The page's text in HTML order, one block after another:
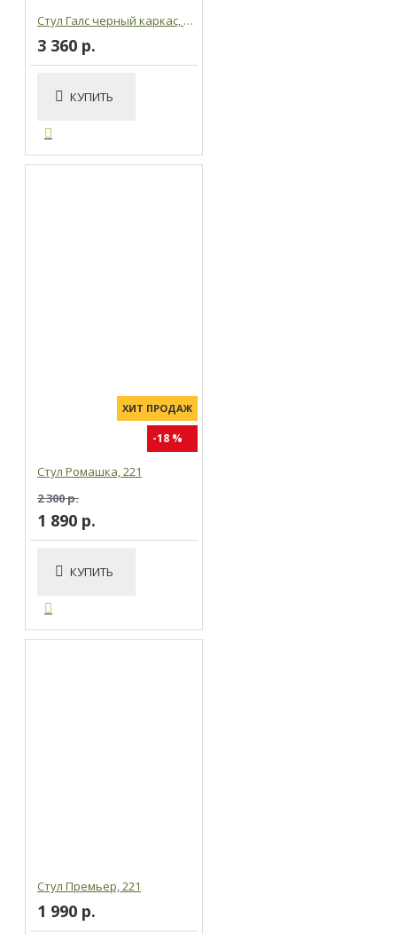
Стул Галс черный каркас, к/з черный
3 360 р.
КУПИТЬ
ХИТ ПРОДАЖ
-18 %
Стул Ромашка, 221
2 300 р.
1 890 р.
КУПИТЬ
Стул Премьер, 221
1 990 р.